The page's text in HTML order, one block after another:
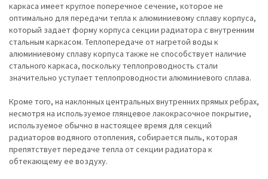
каркаса имеет круглое поперечное сечение, которое не
оптимально для передачи тепла к алюминиевому сплаву корпуса,
который задает форму корпуса секции радиатора с внутренним
стальным каркасом. Теплопередаче от нагретой воды к
алюминиевому сплаву корпуса также не способствует наличие
стального каркаса, поскольку теплопроводность стали
значительно уступает теплопроводности алюминиевого сплава.
Кроме того, на наклонных центральных внутренних прямых ребрах,
несмотря на используемое глянцевое лакокрасочное покрытие,
используемое обычно в настоящее время для секций
радиаторов водяного отопления, собирается пыль, которая
препятствует передаче тепла от секции радиатора к
обтекающему ее воздуху.